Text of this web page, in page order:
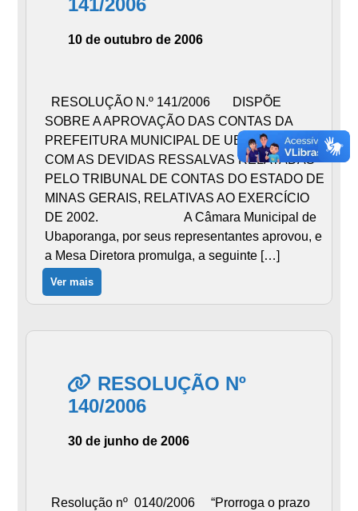
141/2006
10 de outubro de 2006
RESOLUÇÃO N.º 141/2006 DISPÕE
SOBRE A APROVAÇÃO DAS CONTAS DA
PREFEITURA MUNICIPAL DE UBAPORANGA,
COM AS DEVIDAS RESSALVAS RELATADAS
PELO TRIBUNAL DE CONTAS DO ESTADO DE
MINAS GERAIS, RELATIVAS AO EXERCÍCIO
DE 2002. A Câmara Municipal de
Ubaporanga, por seus representantes aprovou, e
a Mesa Diretora promulga, a seguinte […]
Ver mais
RESOLUÇÃO Nº
140/2006
30 de junho de 2006
Resolução nº 0140/2006 “Prorroga o prazo